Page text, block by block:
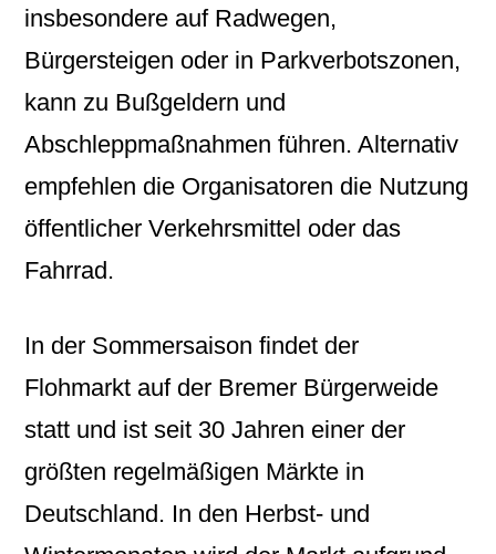
insbesondere auf Radwegen,
Bürgersteigen oder in Parkverbotszonen,
kann zu Bußgeldern und
Abschleppmaßnahmen führen. Alternativ
empfehlen die Organisatoren die Nutzung
öffentlicher Verkehrsmittel oder das
Fahrrad.
In der Sommersaison findet der
Flohmarkt auf der Bremer Bürgerweide
statt und ist seit 30 Jahren einer der
größten regelmäßigen Märkte in
Deutschland. In den Herbst- und